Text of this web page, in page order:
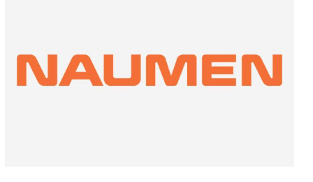
Регулирование
Финансы